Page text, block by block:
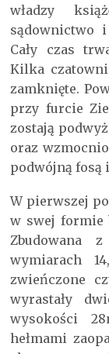
władzy
sądownictwo
Cały czas
Kilka czatowni
zamknięte.
przy furcie
zostają
oraz
podwójną fosą
W pierwszej
w swej formie
Zbudowana
wymiarach
zwieńczone
wyrastały
wysokości
hełmami